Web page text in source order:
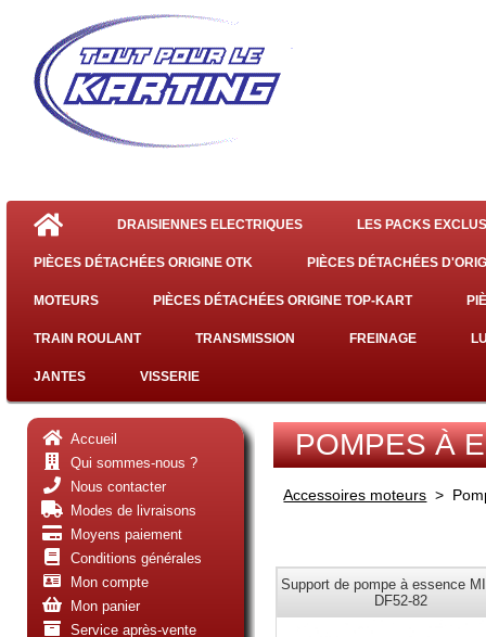
DRAISIENNES ELECTRIQUES LES PACKS
PIÈCES DÉTACHÉES ORIGINE OTK PIÈCES DÉTACHÉES
MOTEURS PIÈCES DÉTACHÉES ORIGINE TOP-KART
TRAIN ROULANT TRANSMISSION FREINAGE
JANTES VISSERIE
Accueil
Qui sommes-nous ?
Nous contacter
Modes de livraisons
Moyens paiement
Conditions générales
Mon compte
Mon panier
Service après-vente
POMPES À
Accessoires moteurs >
Support de pompe à essence
DF52-82